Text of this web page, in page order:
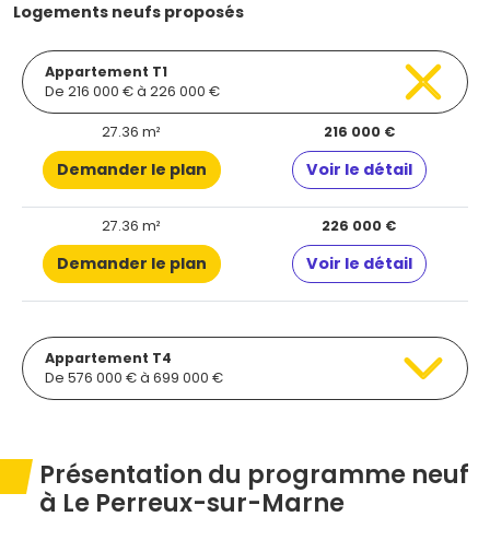
Logements neufs proposés
Appartement T1
De 216 000 € à 226 000 €
27.36 m² 216 000 €
Demander le plan Voir le détail
27.36 m² 226 000 €
Demander le plan Voir le détail
Appartement T4
De 576 000 € à 699 000 €
Présentation du programme neuf
à Le Perreux-sur-Marne